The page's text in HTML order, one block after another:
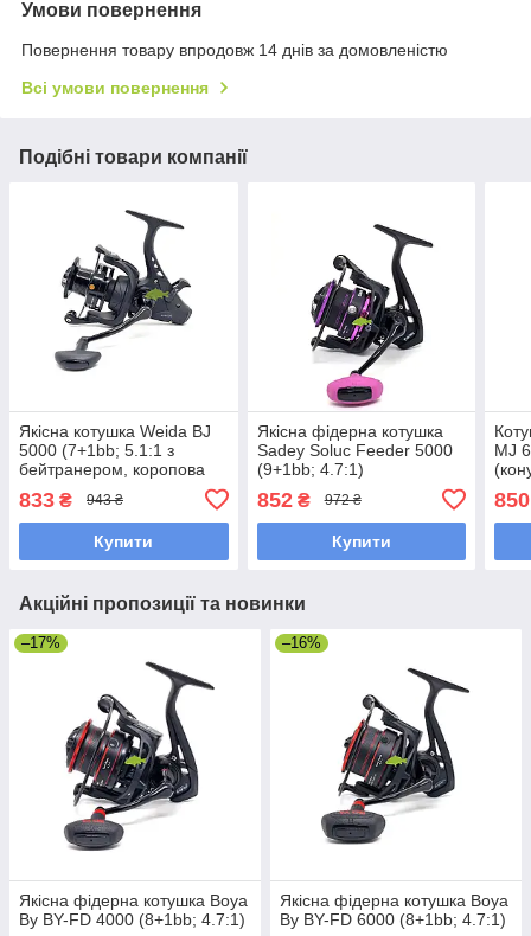
Умови повернення
Повернення товару впродовж 14 днів за домовленістю
Всі умови повернення
Подібні товари компанії
Якісна котушка Weida BJ
5000 (7+1bb; 5.1:1 з
бейтранером, коропова
котушка (конусна шпуля)
833 ₴ 943 ₴
Купити
Якісна фідерна котушка
Sadey Soluc Feeder 5000
(9+1bb; 4.7:1)
852₴ 972 ₴
Купити
MJ
850
Акційні пропозиції та новинки
–17%
Якісна фідерна котушка Boya
By BY-FD 4000 (8+1bb; 4.7:1)
–16%
Якісна фідерна котушка Boya
By BY-FD 6000 (8+1bb; 4.7:1)